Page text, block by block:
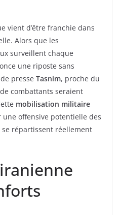
vient d’être franchie dans
Alors que les
surveillent chaque
une riposte sans
presse Tasnim, proche du
combattants seraient
mobilisation militaire
offensive potentielle des
se répartissent réellement